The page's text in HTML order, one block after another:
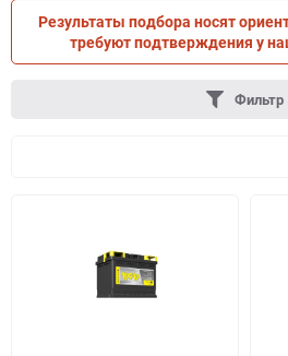
ПО ТРАНСПОРТУ
Результаты подбора носят
требуют подтверждения у
Фильтр